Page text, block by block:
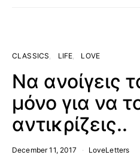
CLASSICS LIFE LOVE
Να ανοίγεις
μόνο για να
αντικρίζεις..
December 11, 2017 LoveLetters